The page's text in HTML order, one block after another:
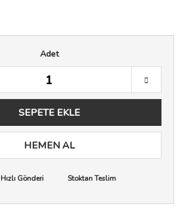
Adet
SEPETE EKLE
HEMEN AL
Hızlı Gönderi Stoktan Teslim